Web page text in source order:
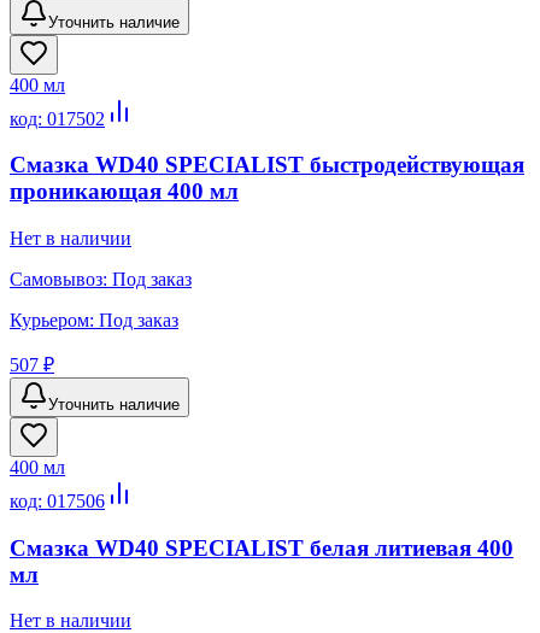
Уточнить наличие
400 мл
код: 017502
Смазка WD40 SPECIALIST быстродействующая
проникающая 400 мл
Нет в наличии
Самовывоз: Под заказ
Курьером: Под заказ
507 ₽
Уточнить наличие
400 мл
код: 017506
Смазка WD40 SPECIALIST белая литиевая 400
мл
Нет в наличии